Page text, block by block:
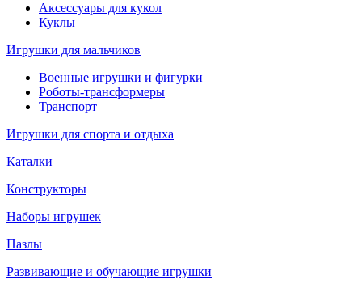
Аксессуары для кукол
Куклы
Игрушки для мальчиков
Военные игрушки и фигурки
Роботы-трансформеры
Транспорт
Игрушки для спорта и отдыха
Каталки
Конструкторы
Наборы игрушек
Пазлы
Развивающие и обучающие игрушки